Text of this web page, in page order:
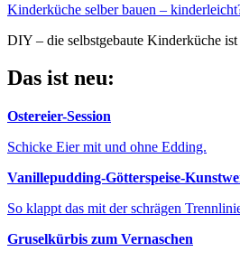
Kinderküche selber bauen –
DIY – die selbstgebaute Kinderküche
Das ist neu:
Ostereier-Session
Schicke Eier mit und ohne Edding.
Vanillepudding-Götterspeise-
So klappt das mit der schrägen
Gruselkürbis zum Vernaschen